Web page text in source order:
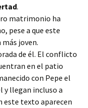
.
matrimonio ha
pese a que este
joven.
de él. El conflicto
en el patio
con Pepe el
y llegan incluso a
este texto aparecen